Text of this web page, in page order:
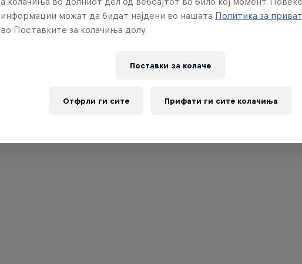
информации можат да бидат најдени во нашата Политика за
во Поставките за колачиња долу.
Поставки за колачe
Отфрли ги сите Прифати ги сите колачиња